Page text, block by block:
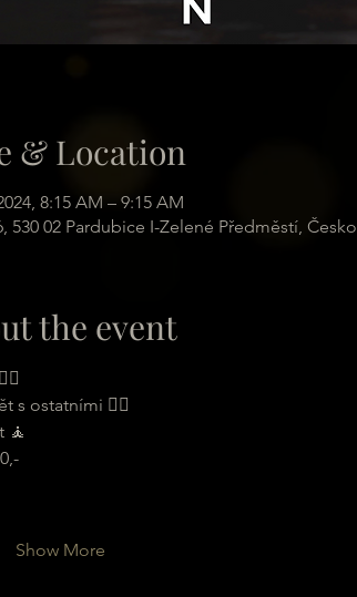
& Location
8:15 AM – 9:15 AM
530 02 Pardubice I-Zelené Předměstí, Česko
the event
s ostatními 🧘‍♂
🧘
Show More